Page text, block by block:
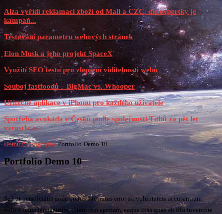
Alza vyřídí reklamaci zboží od Mall a CZC, dle expertky je
kampaň...
Testování parametru webových stránek
Elon Musk a jeho projekt SpaceX
Využití SEO testu pro zlepšení viditelnosti webu
Souboj fastfoodů – BigMac vs. Whooper
Užitečné aplikace v iPhonu pro každého uživatele
Spotřeba avokáda v Česku podle společnosti Titbit za pět let
vzrostla o...
DomůPhotography Portfolio Demo 10
Portfolio Demo 10
Sed ut perspiciatis unde omnis iste natus error sit voluptatem accusantium
doloremque laudantium, totam rem aperiam, eaque ipsa quae ab illo inventore